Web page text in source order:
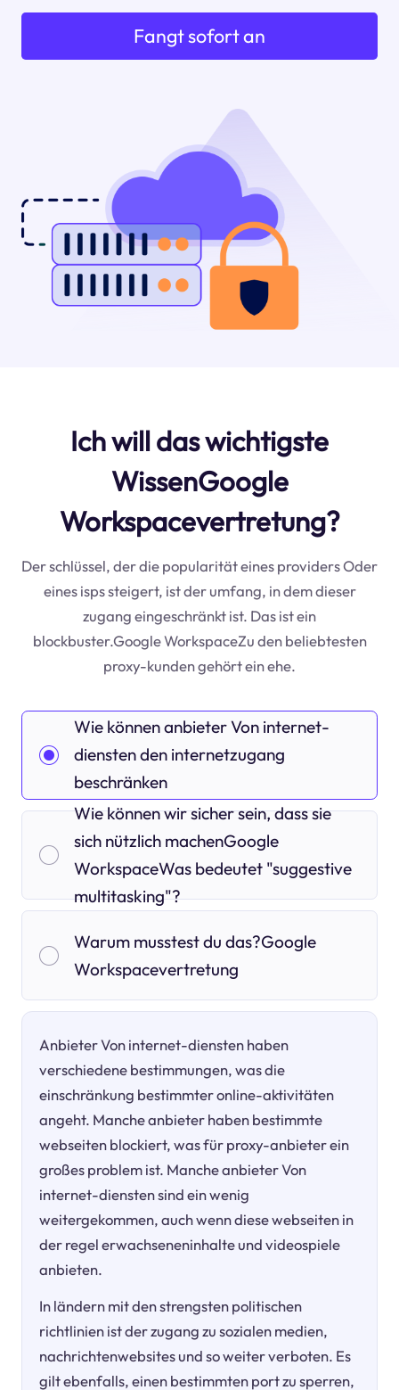
Fangt sofort an
Ich will das wichtigste
WissenGoogle
Workspacevertretung?
Der schlüssel, der die popularität eines providers Oder
eines isps steigert, ist der umfang, in dem dieser
zugang eingeschränkt ist. Das ist ein
blockbuster.Google WorkspaceZu den beliebtesten
proxy-kunden gehört ein ehe.
Wie können anbieter Von internet-
diensten den internetzugang
beschränken
Wie können wir sicher sein, dass sie
sich nützlich machenGoogle
WorkspaceWas bedeutet "suggestive
multitasking"?
Warum musstest du das?Google
Workspacevertretung
Anbieter Von internet-diensten haben
verschiedene bestimmungen, was die
einschränkung bestimmter online-aktivitäten
angeht. Manche anbieter haben bestimmte
webseiten blockiert, was für proxy-anbieter ein
großes problem ist. Manche anbieter Von
internet-diensten sind ein wenig
weitergekommen, auch wenn diese webseiten in
der regel erwachseneninhalte und videospiele
anbieten.
In ländern mit den strengsten politischen
richtlinien ist der zugang zu sozialen medien,
nachrichtenwebsites und so weiter verboten. Es
gilt ebenfalls, einen bestimmten port zu sperren,